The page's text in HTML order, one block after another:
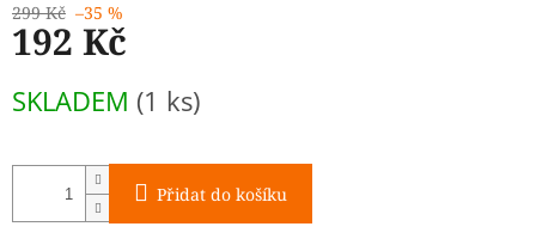
299 Kč –35 %
192 Kč
cena:
SKLADEM (1 ks)
Přidat do košíku